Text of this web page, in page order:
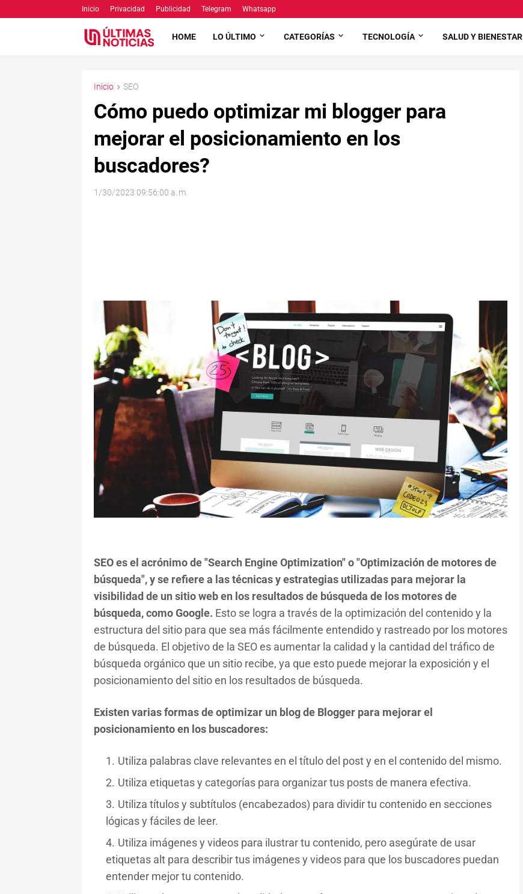
Inicio Privacidad Publicidad Telegram Whatsapp
HOME LO ÚLTIMO CATEGORÍAS TECNOLOGÍA SALUD Y BIENESTAR
Inicio SEO
Cómo puedo optimizar mi blogger para
mejorar el posicionamiento en los
buscadores?
1/30/2023 09:56:00 a. m.
SEO es el acrónimo de "Search Engine Optimization" o "Optimización de motores de
búsqueda", y se refiere a las técnicas y estrategias utilizadas para mejorar la
visibilidad de un sitio web en los resultados de búsqueda de los motores de
búsqueda, como Google. Esto se logra a través de la optimización del contenido y la
estructura del sitio para que sea más fácilmente entendido y rastreado por los motores
de búsqueda. El objetivo de la SEO es aumentar la calidad y la cantidad del tráfico de
búsqueda orgánico que un sitio recibe, ya que esto puede mejorar la exposición y el
posicionamiento del sitio en los resultados de búsqueda.
Existen varias formas de optimizar un blog de Blogger para mejorar el
posicionamiento en los buscadores:
Utiliza palabras clave relevantes en el título del post y en el contenido del mismo.
Utiliza etiquetas y categorías para organizar tus posts de manera efectiva.
Utiliza títulos y subtítulos (encabezados) para dividir tu contenido en secciones
lógicas y fáciles de leer.
Utiliza imágenes y videos para ilustrar tu contenido, pero asegúrate de usar
etiquetas alt para describir tus imágenes y videos para que los buscadores puedan
entender mejor tu contenido.